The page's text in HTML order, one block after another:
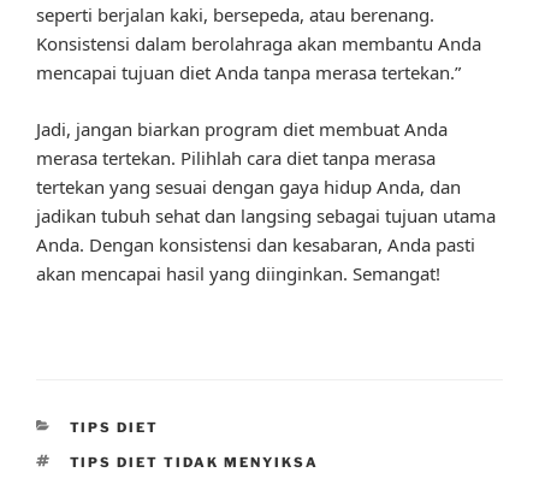
seperti berjalan kaki, bersepeda, atau berenang.
Konsistensi dalam berolahraga akan membantu Anda
mencapai tujuan diet Anda tanpa merasa tertekan.”
Jadi, jangan biarkan program diet membuat Anda
merasa tertekan. Pilihlah cara diet tanpa merasa
tertekan yang sesuai dengan gaya hidup Anda, dan
jadikan tubuh sehat dan langsing sebagai tujuan utama
Anda. Dengan konsistensi dan kesabaran, Anda pasti
akan mencapai hasil yang diinginkan. Semangat!
CATEGORIES
TIPS DIET
TAGS
TIPS DIET TIDAK MENYIKSA